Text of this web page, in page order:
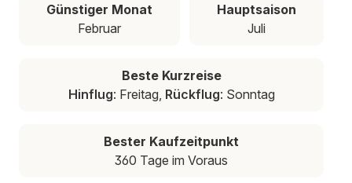
Günstiger Monat
Februar
Hauptsaison
Juli
Beste Kurzreise
Hinflug: Freitag, Rückflug: Sonntag
Bester Kaufzeitpunkt
360 Tage im Voraus